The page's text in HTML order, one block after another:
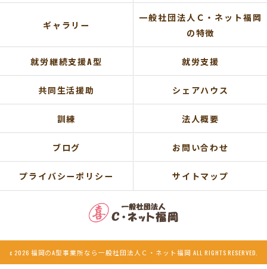
ギャラリー
一般社団法人Ｃ・ネット福岡
の特徴
就労継続支援A型 就労支援
共同生活援助 シェアハウス
訓練 法人概要
ブログ お問い合わせ
プライバシーポリシー サイトマップ
c 2026 福岡のA型事業所なら一般社団法人Ｃ・ネット福岡 ALL RIGHTS RESERVED.